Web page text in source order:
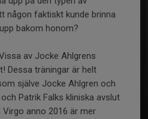
någon faktiskt kunde brinna
bakom honom?
av Jocke Ahlgrens
Dessa träningar är helt
själve Jocke Ahlgren och
Patrik Falks kliniska avslut
anno 2016 är mer